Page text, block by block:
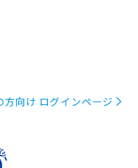
方向け ログインページ